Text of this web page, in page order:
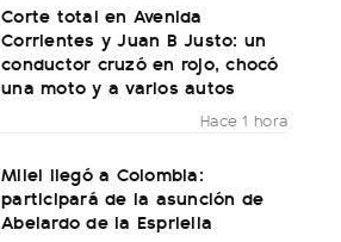
Corte total en Avenida
Corrientes y Juan B Justo: un
conductor cruzó en rojo, chocó
una moto y a varios autos
Hace 1 hora
Milei llegó a Colombia:
participará de la asunción de
Abelardo de la Espriella